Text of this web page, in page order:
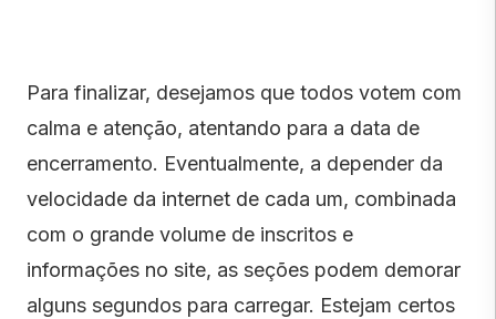
Para finalizar, desejamos que todos votem com
calma e atenção, atentando para a data de
encerramento. Eventualmente, a depender da
velocidade da internet de cada um, combinada
com o grande volume de inscritos e
informações no site, as seções podem demorar
alguns segundos para carregar. Estejam certos